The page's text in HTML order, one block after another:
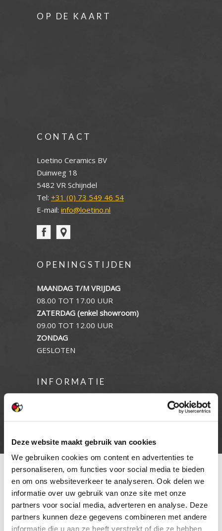
Deze website maakt gebruik van cookies
We gebruiken cookies om content en advertenties te
personaliseren, om functies voor social media te bieden
en om ons websiteverkeer te analyseren. Ook delen we
informatie over uw gebruik van onze site met onze
partners voor social media, adverteren en analyse. Deze
partners kunnen deze gegevens combineren met andere
informatie die u aan ze heeft verstrekt of die ze hebben
OP DE KAART
CONTACT
Loetino Ceramics BV
Duinweg 18
5482 VR Schijndel
Tel: +31 (0) 73 549 46 54
E-mail: info@loetino.nl
OPENINGSTIJDEN
MAANDAG T/M VRIJDAG
08.00 TOT 17.00 UUR
ZATERDAG (enkel showroom)
09.00 TOT 12.00 UUR
ZONDAG
GESLOTEN
INFORMATIE